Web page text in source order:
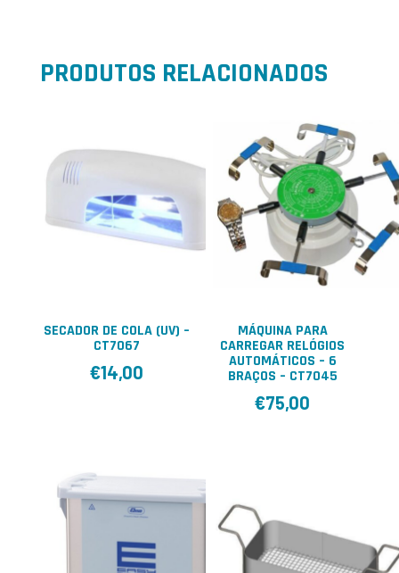
PRODUTOS RELACIONADOS
SECADOR DE COLA (UV) –
CT7067
€14,00
MÁQUINA PARA
CARREGAR RELÓGIOS
AUTOMÁTICOS – 6
BRAÇOS – CT7045
€75,00